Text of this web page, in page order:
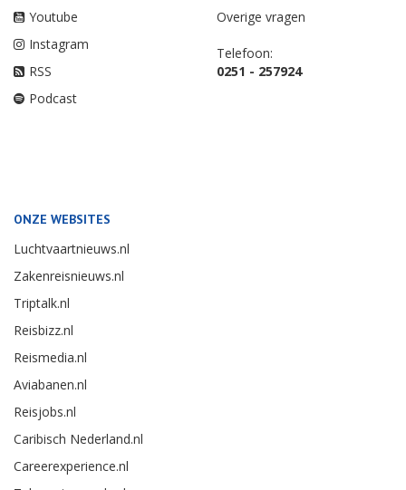
Youtube
Instagram
RSS
Podcast
Overige vragen
Telefoon:
0251 - 257924
ONZE WEBSITES
Luchtvaartnieuws.nl
Zakenreisnieuws.nl
Triptalk.nl
Reisbizz.nl
Reismedia.nl
Aviabanen.nl
Reisjobs.nl
Caribisch Nederland.nl
Careerexperience.nl